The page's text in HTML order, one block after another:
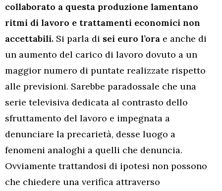
collaborato a questa produzione lamentano
ritmi di lavoro e trattamenti economici non
accettabili. Si parla di sei euro l’ora e anche di
un aumento del carico di lavoro dovuto a un
maggior numero di puntate realizzate rispetto
alle previsioni. Sarebbe paradossale che una
serie televisiva dedicata al contrasto dello
sfruttamento del lavoro e impegnata a
denunciare la precarietà, desse luogo a
fenomeni analoghi a quelli che denuncia.
Ovviamente trattandosi di ipotesi non possono
che chiedere una verifica attraverso